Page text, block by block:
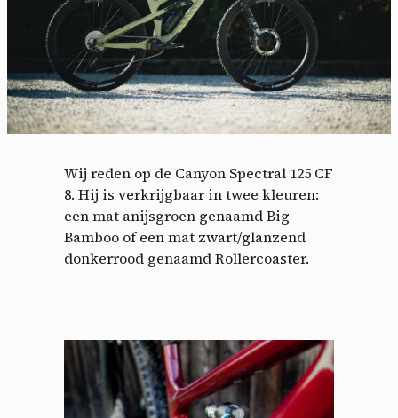
Wij reden op de Canyon Spectral 125 CF
8. Hij is verkrijgbaar in twee kleuren:
een mat anijsgroen genaamd Big
Bamboo of een mat zwart/glanzend
donkerrood genaamd Rollercoaster.